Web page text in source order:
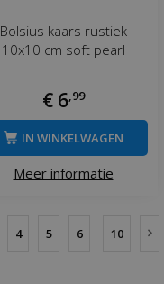
Bolsius kaars rustiek
10x10 cm soft pearl
€ 6 99
Meer informatie
IN WINKELWAGEN
4 5 6 10